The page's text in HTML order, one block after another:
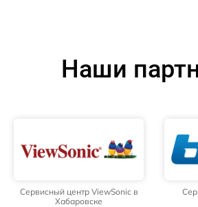
Наши
Сервисный центр ViewSonic в
Хабаровске